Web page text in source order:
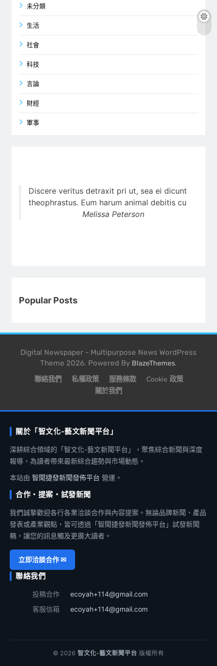
未分類
生活
社會
科技
言論
財經
軍事
Discere veritus detraxit pri ut, sea ei dicunt
theophrastus. Eum harum animal debitis cu
Melissa Peterson
Popular Posts
Digital Newspaper - Multipurpose News WordPress
Theme 2026. Powered By BlazeThemes.
聯絡我們 私權政策 服務條款
Cookie 政策
關於我們
關於「智文化-藝文新聞平台」
深耕綜合領域的「智文化-藝文新聞平台」，聚焦綜合新聞與深度
報導，為讀者帶來最新綜合趨勢與市場動態。
本站由 智聞捷發新聞發佈平台 營運。
合作・提案・試發新聞
我們誠摯歡迎各行各業洽談合作與內容提案。無論品牌新聞、產品
發表或產業觀點，皆可透過「智聞捷發新聞發佈平台」試發新聞
稿，讓您的訊息觸及更廣大讀者。
立即洽談合作 ✉
聯絡我們
投稿合作
ecoyah+114@gmail.com
客服信箱
ecoyah+114@gmail.com
© 2026 智文化-藝文新聞平台 版權所有